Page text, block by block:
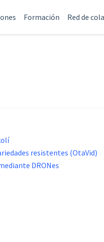
Formación Red de
resistentes (OtaVid)
DRONes